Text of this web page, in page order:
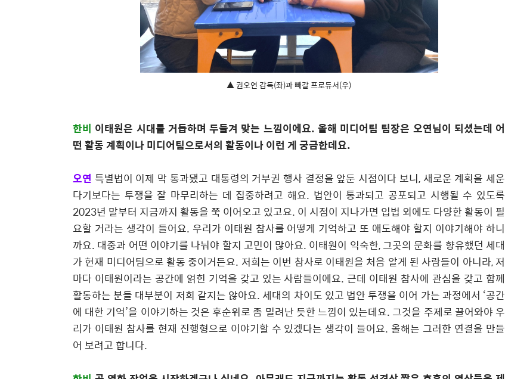
▲ 권오연 감독(좌)과 빼갈 프로듀서(우)
한비 이태원은 시대를 거듭하며 두들겨 맞는 느낌이에요. 올해 미디어팀 팀장은 오연님이 되셨는데 어
떤 활동 계획이나 미디어팀으로서의 활동이나 이런 게 궁금한데요.
오연 특별법이 이제 막 통과됐고 대통령의 거부권 행사 결정을 앞둔 시점이다 보니, 새로운 계획을 세운
다기보다는 투쟁을 잘 마무리하는 데 집중하려고 해요. 법안이 통과되고 공포되고 시행될 수 있도록
2023년 말부터 지금까지 활동을 쭉 이어오고 있고요. 이 시점이 지나가면 입법 외에도 다양한 활동이 필
요할 거라는 생각이 들어요. 우리가 이태원 참사를 어떻게 기억하고 또 애도해야 할지 이야기해야 하니
까요. 대중과 어떤 이야기를 나눠야 할지 고민이 많아요. 이태원이 익숙한,그곳의 문화를 향유했던 세대
가 현재 미디어팀으로 활동 중이거든요. 저희는 이번 참사로 이태원을 처음 알게 된 사람들이 아니라,저
마다 이태원이라는 공간에 얽힌 기억을 갖고 있는 사람들이에요.근데 이태원 참사에 관심을 갖고 함께
활동하는 분들 대부분이 저희 같지는 않아요. 세대의 차이도 있고 법안 투쟁을 이어 가는 과정에서 ‘공간
에 대한 기억’을 이야기하는 것은 후순위로 좀 밀려난 듯한 느낌이 있는데요. 그것을 주제로 끌어와야 우
리가 이태원 참사를 현재 진행형으로 이야기할 수 있겠다는 생각이 들어요. 올해는 그러한 연결을 만들
어 보려고 합니다.